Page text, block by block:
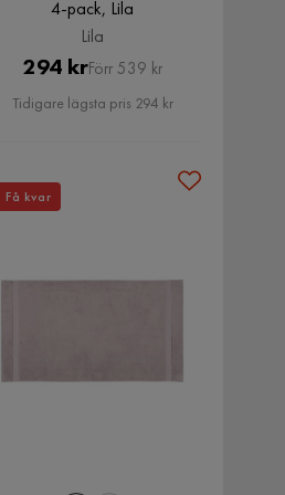
4-pack, Lila
Lila
Pris
294 krOriginal
Pris
Förr 539 kr
Tidigare lägsta pris 294 kr
Få kvar